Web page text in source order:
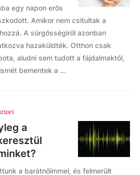
egy napon erős
Amikor nem csitultak a
A sürgősségiről azonban
hazaküldték. Otthon csak
aludni sem tudott a fájdalmaktól,
bementek a ...
a
a barátnőimmel, és felmerült